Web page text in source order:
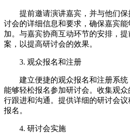
提前邀请演讲嘉宾，并与他们
讨会的详细信息和要求，确保嘉宾
加。与嘉宾协商互动环节的安排，
案，以提高研讨会的效果。
3. 观众报名和注册
建立便捷的观众报名和注册系
能够轻松报名参加研讨会。收集观
行跟进和沟通。提供详细的研讨会
报名。
4. 研讨会实施